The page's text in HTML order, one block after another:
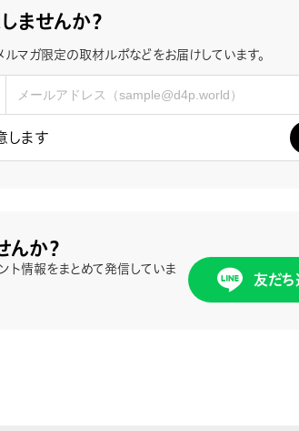
ませんか？
マガ限定の取材ルポなどをお届けしています。
します
か？
ト情報をまとめて発信していま
友だ